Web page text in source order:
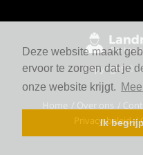
Deze website maakt
ervoor te zorgen dat je
onze website krijgt.
Ik
Copyright ©
Home Over ons
Privacy-beleid